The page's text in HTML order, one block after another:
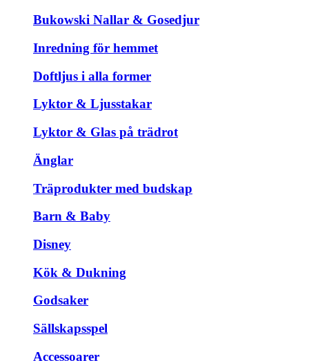
Bukowski Nallar & Gosedjur
Inredning för hemmet
Doftljus i alla former
Lyktor & Ljusstakar
Lyktor & Glas på trädrot
Änglar
Träprodukter med budskap
Barn & Baby
Disney
Kök & Dukning
Godsaker
Sällskapsspel
Accessoarer